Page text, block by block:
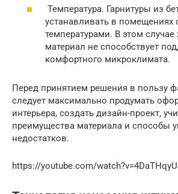
Температура. Гарнитуры из
устанавливать в помещениях
температурами. В этом
материал не способствует
комфортного микроклимата.
Перед принятием решения в пользу
следует максимально продумать
интерьера, создать дизайн-проект,
преимущества материала и способы
недостатков.
https://youtube.com/